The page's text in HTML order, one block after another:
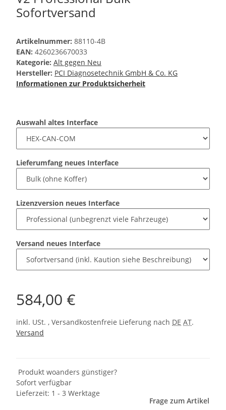
Sofortversand
Artikelnummer: 88110-4B
EAN: 4260236670033
Kategorie: Alt gegen Neu
Hersteller: PCI Diagnosetechnik GmbH & Co. KG
Informationen zur Produktsicherheit
Auswahl altes Interface
Lieferumfang neues Interface
Lizenzversion neues Interface
Versand neues Interface
584,00 €
inkl. USt. , Versandkostenfreie Lieferung nach DE AT.
Versand
Produkt woanders günstiger?
Sofort verfügbar
Lieferzeit: 1 - 3 Werktage
Frage zum Artikel